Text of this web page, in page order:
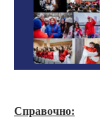
Справочно: